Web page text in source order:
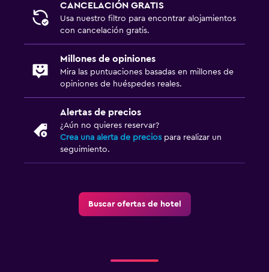
CANCELACIÓN GRATIS
Usa nuestro filtro para encontrar alojamientos
con cancelación gratis.
Millones de opiniones
Mira las puntuaciones basadas en millones de
opiniones de huéspedes reales.
Alertas de precios
¿Aún no quieres reservar?
Crea una alerta de precios para realizar un
seguimiento.
Buscar ofertas de hotel